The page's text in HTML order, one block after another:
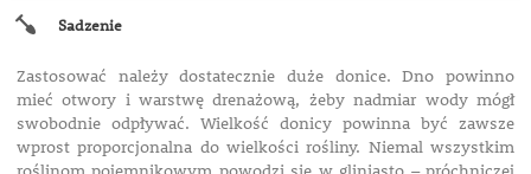
Sadzenie
Zastosować należy dostatecznie duże donice. Dno powinno
mieć otwory i warstwę drenażową, żeby nadmiar wody mógł
swobodnie odpływać. Wielkość donicy powinna być zawsze
wprost proporcjonalna do wielkości rośliny. Niemal wszystkim